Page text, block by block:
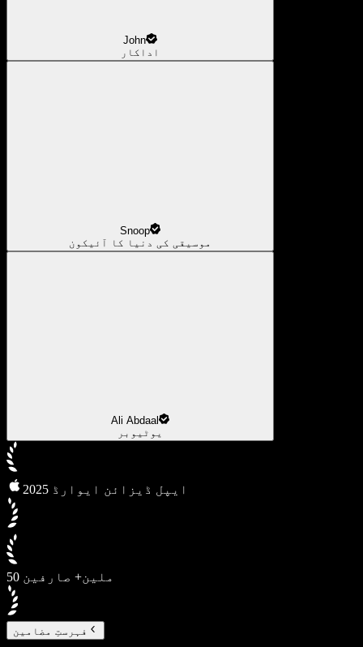
John
اداکار
Snoop
موسیقی کی دنیا کا آئیکون
Ali Abdaal
یوٹیوبر
2025 ایپل ڈیزائن ایوارڈ
50 ملین+ صارفین
فہرستِ مضامین